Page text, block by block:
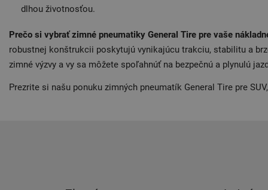
dlhou životnosťou.
Prečo si vybrať zimné pneumatiky General Tire pre vaše
robustnej konštrukcii poskytujú vynikajúcu trakciu, stabilitu a
zimné výzvy a vy sa môžete spoľahnúť na bezpečnú a plynulú
Prezrite si našu ponuku zimných pneumatík General Tire pre